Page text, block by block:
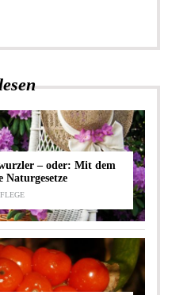
– oder: Mit dem
Naturgesetze